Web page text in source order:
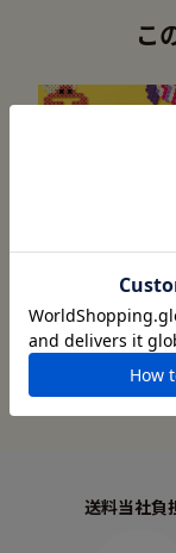
こ
アイロンの熱でくっつ
ハマビーズ
送料当社負